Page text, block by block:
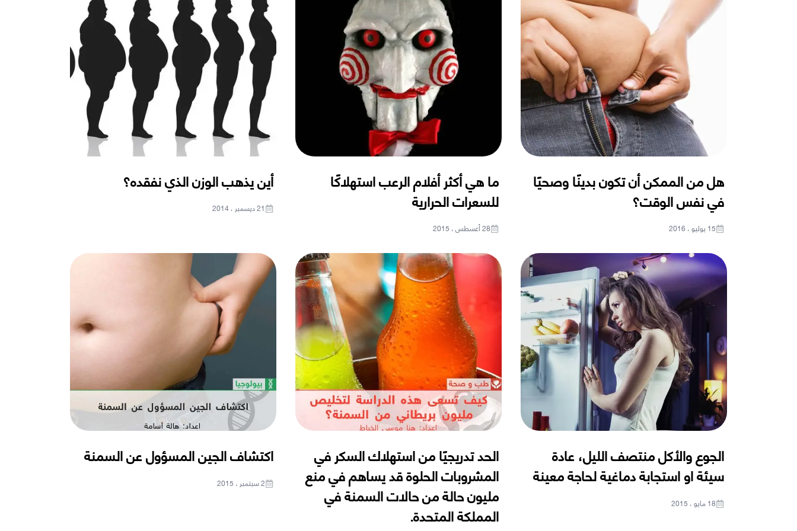
هل من الممكن أن تكون بدينًا وصحيًا
في نفس الوقت؟
15 يوليو ، 2016
ما هي أكثر أفلام الرعب استهلاكًا
للسعرات الحرارية
28 أغسطس ، 2015
أين يذهب الوزن الذي نفقده؟
21 ديسمبر ، 2014
الجوع والأكل منتصف الليل، عادة
سيئة او استجابة دماغية لحاجة معينة
18 مايو ، 2015
الحد تدريجيًا من استهلاك السكر في
المشروبات الحلوة قد يساهم في منع
مليون حالة من حالات السمنة في
المملكة المتحدة.
اكتشاف الجين المسؤول عن السمنة
2 سبتمبر ، 2015